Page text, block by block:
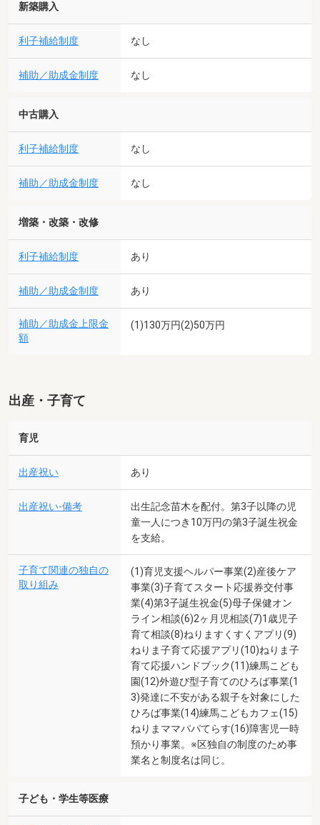
新築購入
利子補給制度 なし
補助／助成金制度 なし
中古購入
利子補給制度 なし
補助／助成金制度 なし
増築・改築・改修
利子補給制度 あり
補助／助成金制度 あり
補助／助成金上限金
額
(1)130万円(2)50万円
出産・子育て
育児
出産祝い あり
出産祝い-備考
出生記念苗木を配付。第3子以降の児
童一人につき10万円の第3子誕生祝金
を支給。
子育て関連の独自の
取り組み
(1)育児支援ヘルパー事業(2)産後ケア
事業(3)子育てスタート応援券交付事
業(4)第3子誕生祝金(5)母子保健オン
ライン相談(6)2ヶ月児相談(7)1歳児子
育て相談(8)ねりますくすくアプリ(9)
ねりま子育て応援アプリ(10)ねりま子
育て応援ハンドブック(11)練馬こども
園(12)外遊び型子育てのひろば事業(1
3)発達に不安がある親子を対象にした
ひろば事業(14)練馬こどもカフェ(15)
ねりまママパパてらす(16)障害児一時
預かり事業。※区独自の制度のため事
業名と制度名は同じ。
子ども・学生等医療